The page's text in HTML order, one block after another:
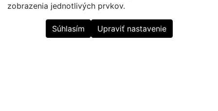
zobrazenia jednotlivých prvkov.
Súhlasím Upraviť nastavenie